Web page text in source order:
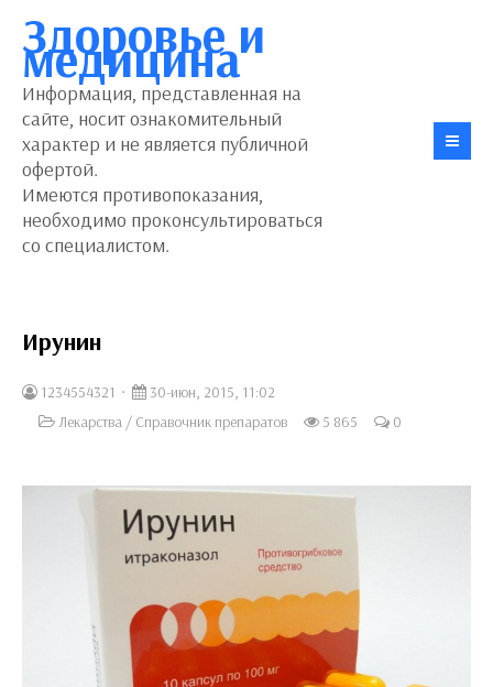
Здоровье и
медицина
Информация, представленная на
сайте, носит ознакомительный
характер и не является публичной
офертой.
Имеются противопоказания,
необходимо проконсультироваться
со специалистом.
Ирунин
1234554321
30-июн, 2015, 11:02
Лекарства / Справочник препаратов 5 865 0